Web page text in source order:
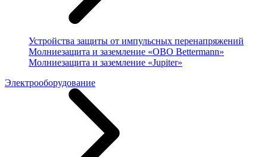
Устройства защиты от импульсных перенапряжений
Молниезащита и заземление «OBO Bettermann»
Молниезащита и заземление «Jupiter»
Электрооборудование